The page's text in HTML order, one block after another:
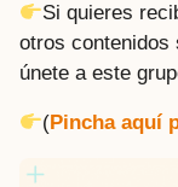
Si quieres
otros contenidos
únete a este
(Pincha aquí